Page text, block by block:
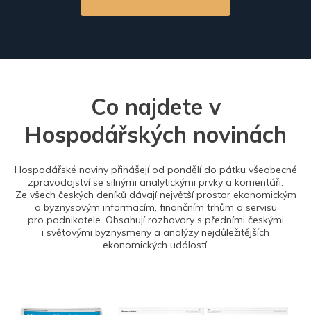
Co najdete v
Hospodářských novinách
Hospodářské noviny přinášejí od pondělí do pátku všeobecné
zpravodajství se silnými analytickými prvky a komentáři.
Ze všech českých deníků dávají největší prostor ekonomickým
a byznysovým informacím, finančním trhům a servisu
pro podnikatele. Obsahují rozhovory s předními českými
i světovými byznysmeny a analýzy nejdůležitějších
ekonomických událostí.